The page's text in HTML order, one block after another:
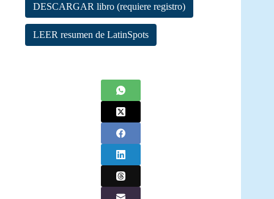
DESCARGAR libro (requiere registro)
LEER resumen de LatinSpots